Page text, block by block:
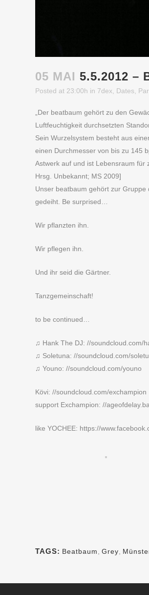
05 MAI 5.5.2012 –
Posted at 23:00h in 7dex Dates
„Der beatbaum gehört zu den
Luftfeuchtigkeit durchsetzten
Sein Wurzelsystem besteht aus
einen Durchmesser von bis zu 145
Astwerk auf und ist Lebensraum für
Hrsg. Unbekannt; MS 2009]
Unser beatbaum gehört zur
gedeiht. Be surprised…
Wir pflanzten ihn.
Wir pflegen ihn.
Und ihr seid die Gärtner.
Tanzgemeinschaft!
to be continued…
♫ Hank The DJ: //soundcloud.com/
♫ Soletuna: //soundcloud.com/
♫ Youno: //soundcloud.com/youno
Kövi: //soundcloud.com/exchampion
support Exchampion: //
like YOCHEE: https://
TAGS: Beatbaum Grey